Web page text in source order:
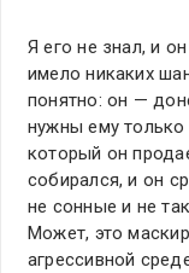
Я его не знал, и
имело никаких
понятно: он —
нужны ему
который он
собирался, и он
не сонные и не
Может, это
агрессивной